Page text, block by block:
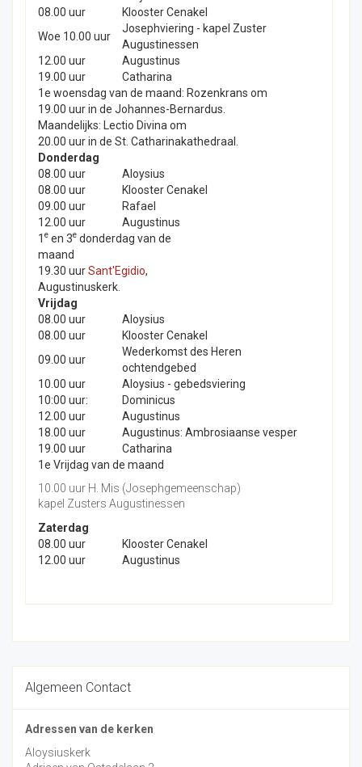
08.00 uur
Klooster Cenakel
Woe 10.00 uur
Josephviering - kapel Zuster
Augustinessen
12.00 uur
Augustinus
19.00 uur
Catharina
1e woensdag van de maand: Rozenkrans om
19.00 uur in de Johannes-Bernardus.
Maandelijks: Lectio Divina om
20.00 uur in de St. Catharinakathedraal.
Donderdag
08.00 uur
Aloysius
08.00 uur
Klooster Cenakel
09.00 uur
Rafael
12.00 uur
Augustinus
1 e en 3e donderdag van de
maand
19.30 uurSant'Egidio,
Augustinuskerk.
Vrijdag
08.00 uur
Aloysius
08.00 uur
Klooster Cenakel
09.00 uur
Wederkomst des Heren
ochtendgebed
10.00 uur
Aloysius - gebedsviering
10:00 uur:
Dominicus
12.00 uur
Augustinus
18.00 uur
Augustinus: Ambrosiaanse vesper
19.00 uur
Catharina
1e Vrijdag van de maand
10.00 uur H. Mis (Josephgemeenschap)
kapel Zusters Augustinessen
Zaterdag
08.00 uur
Klooster Cenakel
12.00 uur
Augustinus
Algemeen Contact
Adressen van de kerken
Aloysiuskerk